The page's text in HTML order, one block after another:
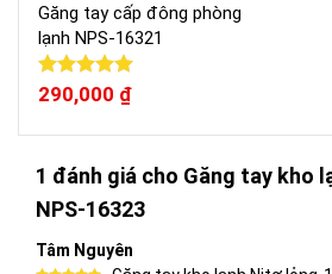
Găng tay cấp đông phòng
lạnh NPS-16321
Được xếp
hạng
290,000 ₫
1 đánh giá cho Găng tay kho
NPS-16323
Tâm Nguyên